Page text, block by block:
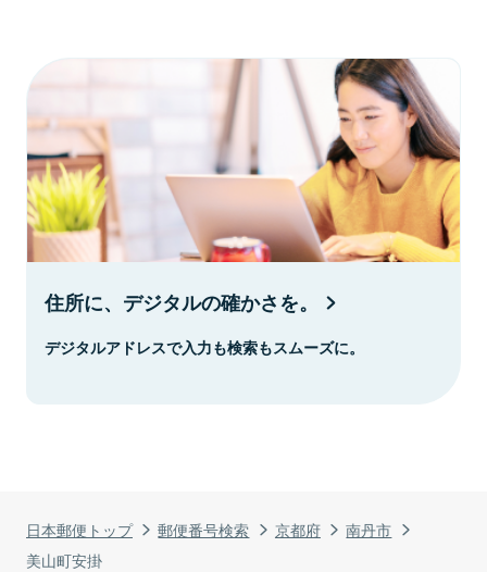
日本郵便トップ 郵便番号検索 京都府
南丹市
美山町安掛
住所に、デジタルの確かさを。
デジタルアドレスで入力も検索もスムーズに。